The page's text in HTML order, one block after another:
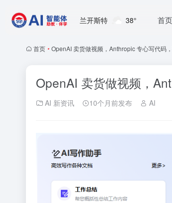
兰开斯特 38° 首页
首页 • OpenAI 卖货做视频，Anthropic 专心写代码
OpenAI 卖货做视频，
AI 新资讯 10个月前发布 AI